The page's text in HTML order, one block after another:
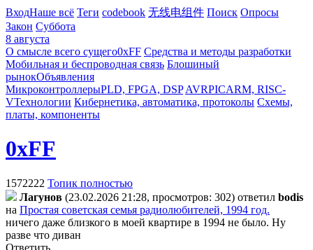
ВходНаше всё Теги codebook 无线电组件 Поиск Опросы
Закон Суббота
8 августа
О смысле всего сущего0xFF Средства и методы разработки
Мобильная и беспроводная связь Блошиный
рынокОбъявления
МикроконтроллерыPLD, FPGA, DSP AVRPICARM, RISC-
VТехнологии Кибернетика, автоматика, протоколы Схемы,
платы, компоненты
0xFF
1572222 Топик полностью
Лaгyнoв (23.02.2026 21:28, просмотров: 302) ответил bodis
на Простая советская семья радиолюбителей, 1994 год.
ничего даже близкого в моей квартире в 1994 не было. Ну
разве что диван
Ответить